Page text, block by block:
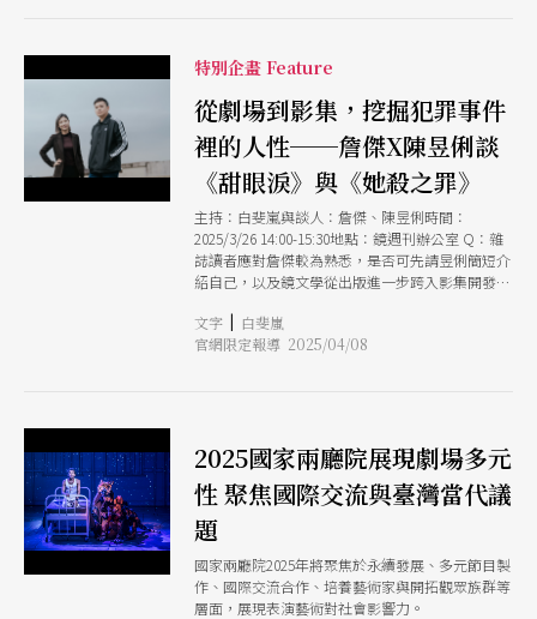
歌仔戲以此為題進行改編，以口白為主，穿時裝，
再加上當時的流行歌曲，近似電視8點檔。當時一
定要唱的曲子是〈運河悲情曲〉、〈運河哭〉，後
來也成為歌仔戲中的流行曲調。二戰之後，亦有電
影出現。這類創作陸續出現於歌仔戲「時事劇」，
在1930年代內台商業劇場興盛時期同步興盛，時事
新聞往往在發生當天就被演出。 取材社會事件，
多半帶有噱頭成分，能與觀眾產生有效的共鳴，於
是故事內容也重在「奇情」、「怪誕」，甚至多半
帶有腥羶色成分。 1979年，台灣電視史出現了第
一部警匪電視劇《天眼》，以單元劇方式呈現。雖
無法完全確認其中改編自真實案例的比例，但在每
集故事劇末作結時，都會安排評論人金培凱講出固
定台詞「老天有眼，可以明察秋毫」，明顯有勸誡
呼應關係，而以「勸世」與「警世」為目的。 其
他如《台灣靈異事件》、《藍色蜘蛛網》、《玫瑰
瞳鈴眼》、《台灣奇案》等單元劇都在1990年代紅
極一時，其中擔任單元劇主持人、或引言人的盛竹
如、郭美珠等生產出不少金句，其功能多半延續了
《天眼》中的金培凱角色，同時也略帶傳統「唸
歌」的特色（後來的電影《血觀音》直接邀請楊秀
卿表演唸歌，更突顯與借用其勸世功能）。
特別企畫 Feature
從劇場到影集，挖掘犯罪事件
裡的人性──詹傑X陳昱俐談
《甜眼淚》與《她殺之罪》
主持：白斐嵐與談人：詹傑、陳昱俐時間：
2025/3/26 14:00-15:30地點：鏡週刊辦公室 Q：雜
誌讀者應對詹傑較為熟悉，是否可先請昱俐簡短介
紹自己，以及鏡文學從出版進一步跨入影集開發的
文學系，畢業後在航空公司做地勤，但做了4年覺
得人生有更想做的事。本來是想要出國念劇場表
第6年了。 一開始鏡文學主要還是以IP為出發點，
找一些作家、小說家來出版他們作品，也希望可以
挖掘更多新銳創作者，再進一步把這些故事發展成
影視或是遊戲漫畫、甚至是舞台劇等。要到開始營
運一兩年後，公司決定自製影視，我於是從編劇統
籌轉變為作品開發，最後當上製作人，真正自己下
來做一齣戲。 我們前面幾個作品像是《Ｘ！又是
星期一》、《八尺門的辯護人》都有小說原作，最
文字 | 白斐嵐
官網限定報導 2025/04/08
2025國家兩廳院展現劇場多元
性 聚焦國際交流與臺灣當代議
題
國家兩廳院2025年將聚焦於永續發展、多元節目製
作、國際交流合作、培養藝術家與開拓觀眾族群等
層面，展現表演藝術對社會影響力。